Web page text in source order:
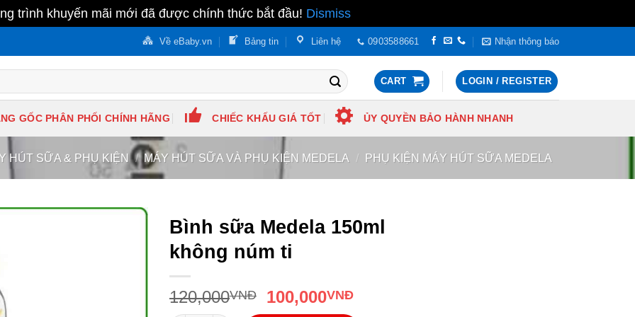
trình khuyến mãi mới đã được chính thức bắt đầu! Dismiss
Về eBaby.vn Bảng tin Liên hệ 0903588661 Nhận thông báo
CART LOGIN / REGISTER
GỐC PHÂN PHỐI CHÍNH HÃNG CHIẾC KHẤU GIÁ TỐT ỦY QUYỀN BẢO HÀNH NHANH
HÚT SỮA & PHỤ KIỆN / MÁY HÚT SỮA VÀ PHỤ KIỆN MEDELA / PHỤ KIỆN MÁY HÚT SỮA MEDELA
Bình sữa Medela 150ml
không núm ti
120,000VNĐ 100,000VNĐ